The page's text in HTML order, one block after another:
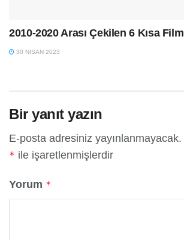
2010-2020 Arası Çekilen 6 Kısa Film
30 NISAN 2023
Bir yanıt yazın
E-posta adresiniz yayınlanmayacak.
* ile işaretlenmişlerdir
Yorum *